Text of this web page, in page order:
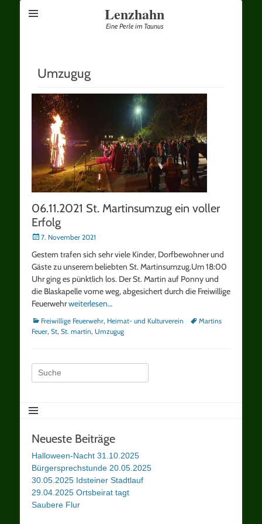
Lenzhahn
Eine Perle im Taunus
Umzugug
06.11.2021 St. Martinsumzug ein voller
Erfolg
Posted
7. November 2021
Gestern trafen sich sehr viele Kinder, Dorfbewohner und
Gäste zu unserem beliebten St. Martinsumzug.Um 18:00
Uhr ging es pünktlich los. Der St. Martin auf Ponny und
die Blaskapelle vorne weg, abgesichert durch die Freiwillige
Feuerwehrweiterlesen…
Kategorien
Freiwillige Feuerwehr, Heimat- und Kulturverein Schlagworte
Martins
Feuer, St, St. martin, Umzugug
Suche
nach:
Neueste Beiträge
Halloween-Nacht 31.10.2025
Bürgersprechstunde 20.05.2025
30.05.2025 Idsteiner Stadtlauf
29.04.2025 Ortsbeirat tagt
Saubere Flur